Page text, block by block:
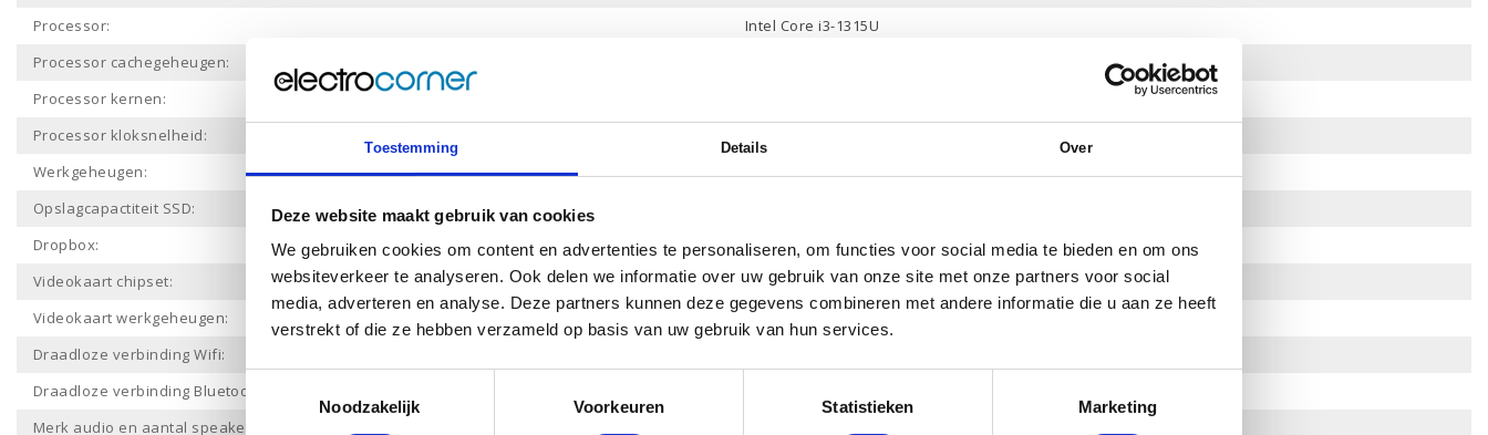
Toestemming Details Over
Deze website maakt gebruik van cookies
We gebruiken cookies om content en advertenties te personaliseren, om functies voor social media te bieden en om ons
websiteverkeer te analyseren. Ook delen we informatie over uw gebruik van onze site met onze partners voor social
media, adverteren en analyse. Deze partners kunnen deze gegevens combineren met andere informatie die u aan ze heeft
verstrekt of die ze hebben verzameld op basis van uw gebruik van hun services.
Noodzakelijk
Voorkeuren Statistieken Marketing
Processor:
Intel Core i3-1315U
Processor cachegeheugen:
Processor kernen:
Processor kloksnelheid:
Werkgeheugen:
8 Gb
Opslagcapactiteit SSD:
Dropbox:
Ja
Videokaart chipset:
Intel UHD Graphics
Videokaart werkgeheugen:
-
Draadloze verbinding Wifi:
Draadloze verbinding Bluetooth:
Merk audio en aantal speakers: